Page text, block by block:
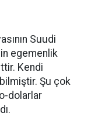
Suudi
egemenlik
Kendi
Şu çok
dolarlar